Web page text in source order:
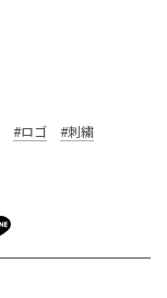
#ロゴ #刺繍